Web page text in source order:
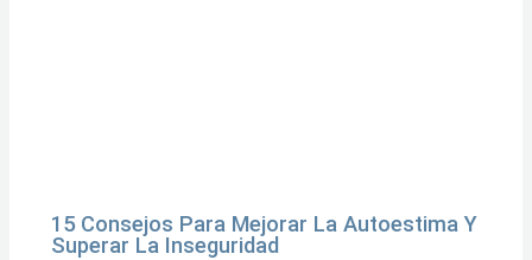
15 Consejos Para Mejorar La Autoestima Y
Superar La Inseguridad